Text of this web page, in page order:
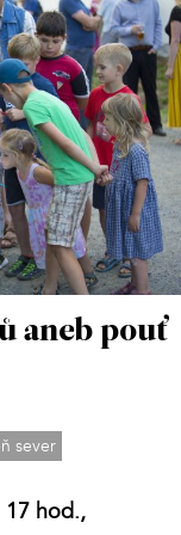
aneb pouť
sever
17 hod.,